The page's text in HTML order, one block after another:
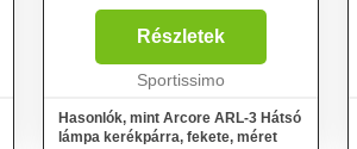
sugárzási szöggel. A nyílásokkal
ellátott pánt segítségével a
felszereléssel mindenki
megbirkózik. Lámpa
Részletek
Sportissimo
Hasonlók, mint Arcore ARL-3 Hátsó
lámpa kerékpárra, fekete, méret